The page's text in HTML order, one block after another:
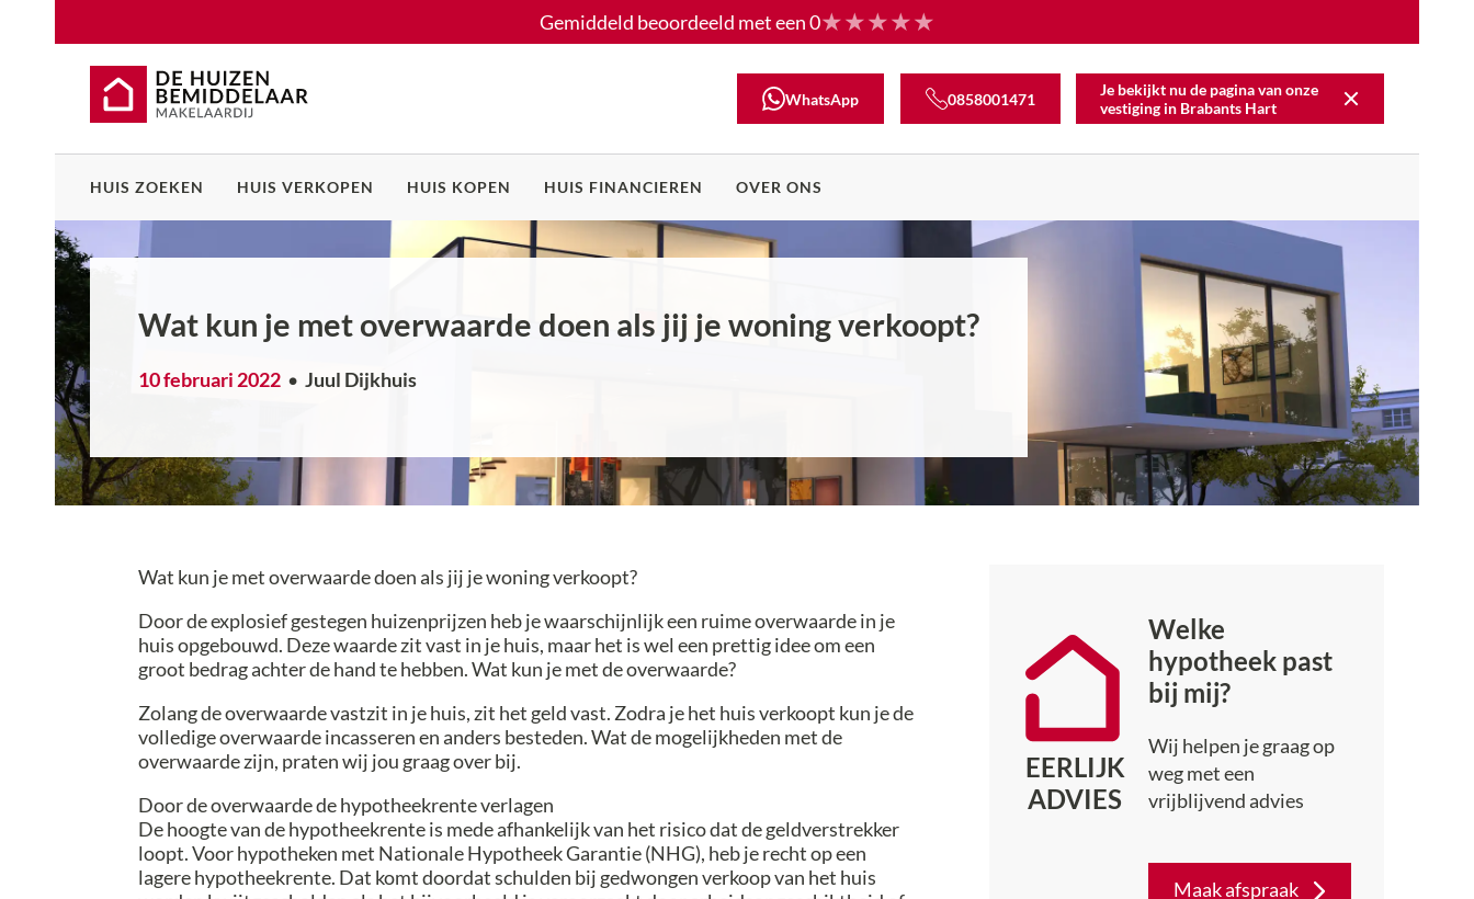
Gemiddeld beoordeeld met een0
WhatsApp 0858001471
Je bekijkt nu de pagina van onze
vestiging in Brabants Hart
HUIS ZOEKEN HUIS VERKOPEN HUIS KOPEN HUIS FINANCIEREN OVER ONS
Wat kun je met overwaarde doen als jij je woning verkoopt?
10 februari 2022 Juul Dijkhuis
Wat kun je met overwaarde doen als jij je woning verkoopt?
Door de explosief gestegen huizenprijzen heb je waarschijnlijk een ruime overwaarde in je
huis opgebouwd. Deze waarde zit vast in je huis, maar het is wel een prettig idee om een
groot bedrag achter de hand te hebben. Wat kun je met de overwaarde?
Zolang de overwaarde vastzit in je huis, zit het geld vast. Zodra je het huis verkoopt kun je de
volledige overwaarde incasseren en anders besteden. Wat de mogelijkheden met de
overwaarde zijn, praten wij jou graag over bij.
Door de overwaarde de hypotheekrente verlagen
De hoogte van de hypotheekrente is mede afhankelijk van het risico dat de geldverstrekker
loopt. Voor hypotheken met Nationale Hypotheek Garantie (NHG), heb je recht op een
lagere hypotheekrente. Dat komt doordat schulden bij gedwongen verkoop van het huis
EERLIJK
ADVIES
Welke
hypotheek past
bij mij?
Wij helpen je graag op
weg met een
vrijblijvend advies
Maak afspraak